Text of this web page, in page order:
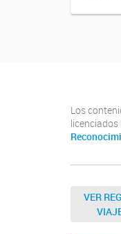
Los
licenciados
VER